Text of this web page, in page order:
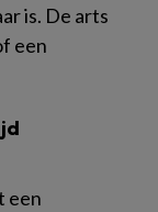
is. De arts
een
een